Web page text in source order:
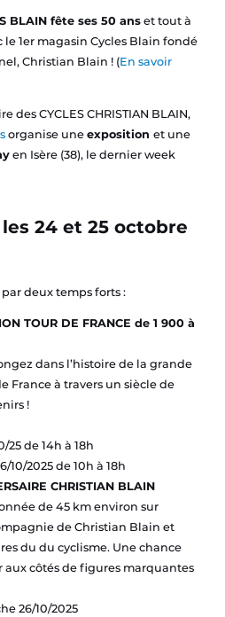
BLAIN fête ses 50 anset tout à
1er magasin Cycles Blain fondé
Christian Blain ! (En savoir
des CYCLES CHRISTIAN BLAIN,
organise une exposition et une
en Isère (38), le dernier week
24 et 25 octobre
deux temps forts :
TOUR DE FRANCE de 1 900 à
dans l’histoire de la grande
France à travers un siècle de
!
25 de 14h à 18h
10/2025 de 10h à 18h
CHRISTIAN BLAIN
de 45 km environ sur
de Christian Blain et
du du cyclisme. Une chance
aux côtés de figures marquantes
26/10/2025